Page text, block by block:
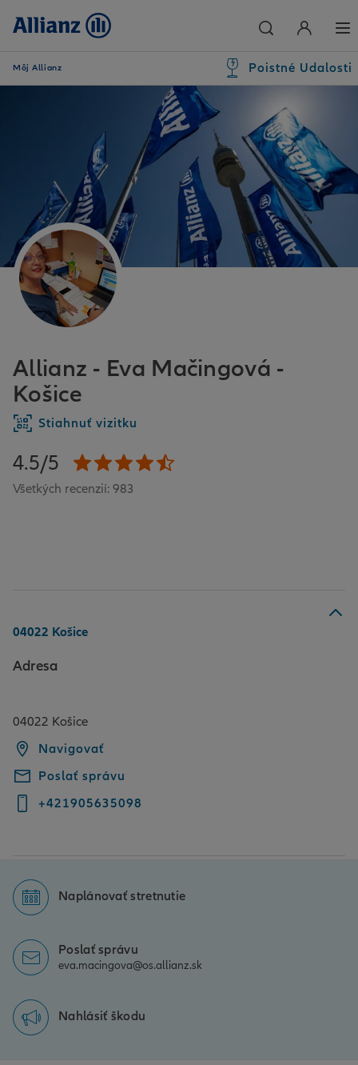
Môj Allianz Poistné Udalosti
Allianz - Eva Mačingová -
Košice
Stiahnuť vizitku
4.5/5
Všetkých recenzií: 983
04022 Košice
Adresa
04022 Košice
Navigovať
Poslať správu
+421905635098
Naplánovať stretnutie
Poslať správu
eva.macingova@os.allianz.sk
Nahlásiť škodu